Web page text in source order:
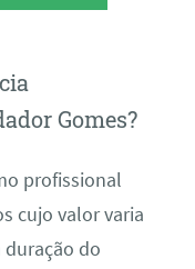
Gomes?
profissional
cujo valor varia
duração do